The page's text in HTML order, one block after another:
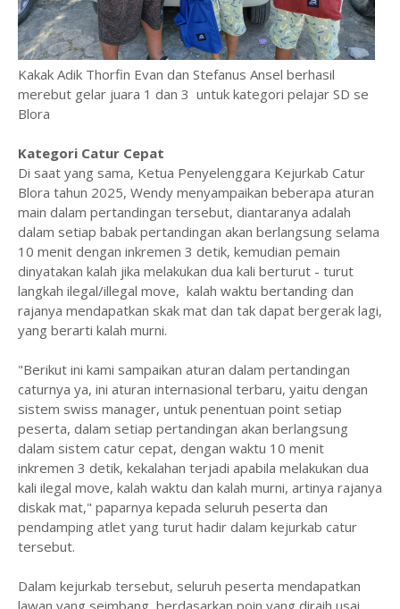
Kakak Adik Thorfin Evan dan Stefanus Ansel berhasil
merebut gelar juara 1 dan 3 untuk kategori pelajar SD se
Blora
Kategori Catur Cepat
Di saat yang sama, Ketua Penyelenggara Kejurkab Catur
Blora tahun 2025, Wendy menyampaikan beberapa aturan
main dalam pertandingan tersebut, diantaranya adalah
dalam setiap babak pertandingan akan berlangsung selama
10 menit dengan inkremen 3 detik, kemudian pemain
dinyatakan kalah jika melakukan dua kali berturut - turut
langkah ilegal/illegal move, kalah waktu bertanding dan
rajanya mendapatkan skak mat dan tak dapat bergerak lagi,
yang berarti kalah murni.
"Berikut ini kami sampaikan aturan dalam pertandingan
caturnya ya, ini aturan internasional terbaru, yaitu dengan
sistem swiss manager, untuk penentuan point setiap
peserta, dalam setiap pertandingan akan berlangsung
dalam sistem catur cepat, dengan waktu 10 menit
inkremen 3 detik, kekalahan terjadi apabila melakukan dua
kali ilegal move, kalah waktu dan kalah murni, artinya rajanya
diskak mat," paparnya kepada seluruh peserta dan
pendamping atlet yang turut hadir dalam kejurkab catur
tersebut.
Dalam kejurkab tersebut, seluruh peserta mendapatkan
lawan yang seimbang, berdasarkan poin yang diraih usai